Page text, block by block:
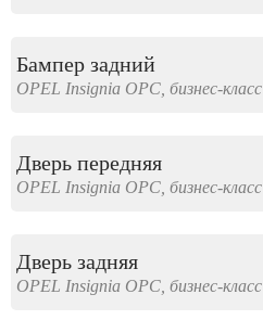
Бампер задний
OPEL Insignia OPC, бизнес-класс
Дверь передняя
OPEL Insignia OPC, бизнес-класс
Дверь задняя
OPEL Insignia OPC, бизнес-класс